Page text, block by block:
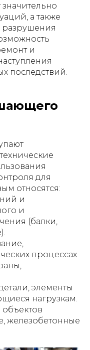
а также
разрушения
и
последствий.
для
относятся:
и
и
(балки,
процессах
элементы
нагрузкам.
железобетонные